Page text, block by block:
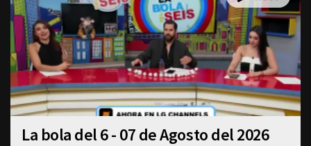
La bola del 6 - 07 de Agosto del 2026